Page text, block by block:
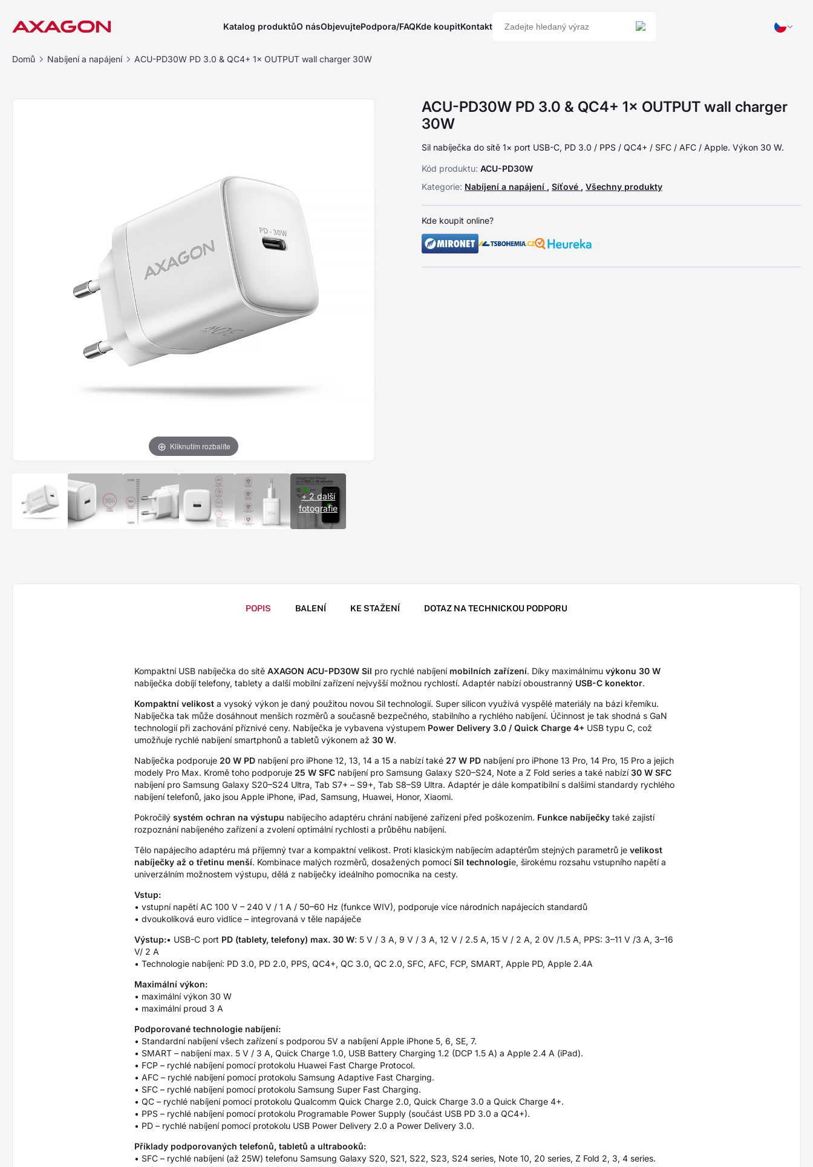
Katalog produktůO násObjevujtePodpora/FAQKde koupitKontakt
Domů Nabíjení a napájení ACU-PD30W PD 3.0 & QC4+ 1× OUTPUT wall charger 30W
Kliknutím rozbalíte
+ 2 další
fotografie
ACU-PD30W PD 3.0 & QC4+ 1× OUTPUT wall charger
30W
Sil nabíječka do sítě 1× port USB-C, PD 3.0 / PPS / QC4+ / SFC / AFC / Apple. Výkon 30 W.
Kód produktu: ACU-PD30W
Kategorie: Nabíjení a napájení , Síťové , Všechny produkty
Kde koupit online?
POPIS BALENÍ KE STAŽENÍ DOTAZ NA TECHNICKOU PODPORU
Kompaktní USB nabíječka do sítě AXAGON ACU-PD30W Sil pro rychlé nabíjení mobilních zařízení. Díky maximálnímu výkonu 30 W
nabíječka dobíjí telefony, tablety a další mobilní zařízení nejvyšší možnou rychlostí. Adaptér nabízí oboustranný USB-C konektor.
Kompaktní velikost a vysoký výkon je daný použitou novou Sil technologií. Super silicon využívá vyspělé materiály na bázi křemíku.
Nabíječka tak může dosáhnout menších rozměrů a současně bezpečného, stabilního a rychlého nabíjení. Účinnost je tak shodná s GaN
technologií při zachování příznivé ceny. Nabíječka je vybavena výstupem Power Delivery 3.0 / Quick Charge 4+ USB typu C, což
umožňuje rychlé nabíjení smartphonů a tabletů výkonem až 30 W.
Nabíječka podporuje 20 W PD nabíjení pro iPhone 12, 13, 14 a 15 a nabízí také 27 W PD nabíjení pro iPhone 13 Pro, 14 Pro, 15 Pro a jejich
modely Pro Max. Kromě toho podporuje 25 W SFC nabíjení pro Samsung Galaxy S20–S24, Note a Z Fold series a také nabízí30 W SFC
nabíjení pro Samsung Galaxy S20–S24 Ultra, Tab S7+ – S9+, Tab S8–S9 Ultra. Adaptér je dále kompatibilní s dalšími standardy rychlého
nabíjení telefonů, jako jsou Apple iPhone, iPad, Samsung, Huawei, Honor, Xiaomi.
Pokročilý systém ochran na výstupu nabíjecího adaptéru chrání nabíjené zařízení před poškozením. Funkce nabíječky také zajistí
rozpoznání nabíjeného zařízení a zvolení optimální rychlosti a průběhu nabíjení.
Tělo napájecího adaptéru má příjemný tvar a kompaktní velikost. Proti klasickým nabíjecím adaptérům stejných parametrů je velikost
nabíječky až o třetinu menší. Kombinace malých rozměrů, dosažených pomocíSil technologie, širokému rozsahu vstupního napětí a
univerzálním možnostem výstupu, dělá z nabíječky ideálního pomocníka na cesty.
Vstup:
• vstupní napětí AC 100 V – 240 V / 1 A / 50–60 Hz (funkce WIV), podporuje více národních napájecích standardů
• dvoukolíková euro vidlice – integrovaná v těle napáječe
Výstup:• USB-C port PD (tablety, telefony) max. 30 W: 5 V / 3 A, 9 V / 3 A, 12 V / 2.5 A, 15 V / 2 A, 2 0V /1.5 A, PPS: 3–11 V /3 A, 3–16
V/ 2 A
• Technologie nabíjení: PD 3.0, PD 2.0, PPS, QC4+, QC 3.0, QC 2.0, SFC, AFC, FCP, SMART, Apple PD, Apple 2.4A
Maximální výkon:
• maximální výkon 30 W
• maximální proud 3 A
Podporované technologie nabíjení:
• Standardní nabíjení všech zařízení s podporou 5V a nabíjení Apple iPhone 5, 6, SE, 7.
• SMART – nabíjení max. 5 V / 3 A, Quick Charge 1.0, USB Battery Charging 1.2 (DCP 1.5 A) a Apple 2.4 A (iPad).
• FCP – rychlé nabíjení pomocí protokolu Huawei Fast Charge Protocol.
• AFC – rychlé nabíjení pomocí protokolu Samsung Adaptive Fast Charging.
• SFC – rychlé nabíjení pomocí protokolu Samsung Super Fast Charging.
• QC – rychlé nabíjení pomocí protokolu Qualcomm Quick Charge 2.0, Quick Charge 3.0 a Quick Charge 4+.
• PPS – rychlé nabíjení pomocí protokolu Programable Power Supply (součást USB PD 3.0 a QC4+).
• PD – rychlé nabíjení pomocí protokolu USB Power Delivery 2.0 a Power Delivery 3.0.
Příklady podporovaných telefonů, tabletů a ultrabooků:
• SFC – rychlé nabíjení (až 25W) telefonu Samsung Galaxy S20, S21, S22, S23, S24 series, Note 10, 20 series, Z Fold 2, 3, 4 series.